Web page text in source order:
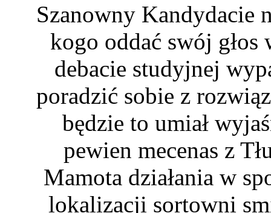
Szanowny Kandydacie
kogo oddać swój głos
debacie studyjnej
poradzić sobie z
będzie to umiał
pewien mecenas z
Mamota działania w
lokalizacji sortowni